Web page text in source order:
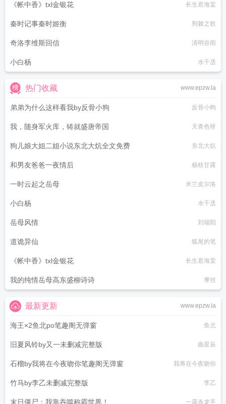
《帐中香》txl金银花 长生君海棠
秦时记事秦时姬衡 荆棘之歌
奇洛李维斯回信 清明谷雨
小白杨 水千丞
www.epzw.la
热门收藏
弟弟为什么这样看我by反骨小狗 反骨小狗
我，随身军火库，铸就盛唐帝国 天青色呀
狗儿娘大姐二姐小说东北大炕全文免费 东北大炕
和男友爸爸一夜情后 杨枝甘露
一时云起之岳母 米兰皮尔洛
小白杨 水千丞
岳母风情 刘瑞阳
道诡异仙 狐尾的笔
《帐中香》txl金银花 长生君海棠
我的纯情岳母高东盛柳诗诗 摩丝
www.epzw.la
最新更新
海王×2鱼北po笔趣阁无弹窗 鱼北
旧夏风铃by又一未删减完整版 曲星辰
石榴by我将在今夜吻你笔趣阁无弹窗 我将在今夜吻你
竹马by李乙未删减完整版 李乙
末日僵尸：我靠吞噬称霸世界！ 一露杀龙手